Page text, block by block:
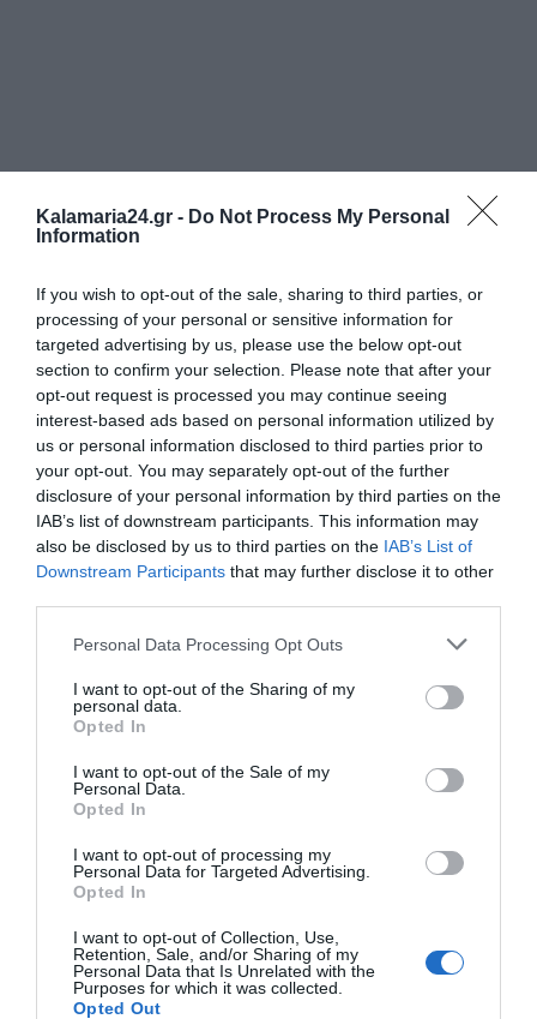
Kalamaria24.gr - Do Not Process My Personal
Information
If you wish to opt-out of the sale, sharing to third parties, or
processing of your personal or sensitive information for
targeted advertising by us, please use the below opt-out
section to confirm your selection. Please note that after your
opt-out request is processed you may continue seeing
interest-based ads based on personal information utilized by
us or personal information disclosed to third parties prior to
your opt-out. You may separately opt-out of the further
disclosure of your personal information by third parties on the
IAB’s list of downstream participants. This information may
also be disclosed by us to third parties on the IAB’s List of
Downstream Participants that may further disclose it to other
Personal Data Processing Opt Outs
I want to opt-out of the Sharing of my
personal data.
Opted In
I want to opt-out of the Sale of my
Personal Data.
Opted In
I want to opt-out of processing my
Personal Data for Targeted Advertising.
Opted In
I want to opt-out of Collection, Use,
Retention, Sale, and/or Sharing of my
Personal Data that Is Unrelated with the
Purposes for which it was collected.
Opted Out
Tags: ΖΩΓΡΑΦΙΚΗ ΚΟΣΜΟΣ ΤΕΧΝΗ
0 Σχόλια